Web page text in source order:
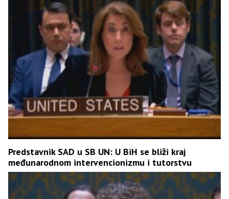
Predstavnik SAD u SB UN: U BiH se bliži kraj
međunarodnom intervencionizmu i tutorstvu